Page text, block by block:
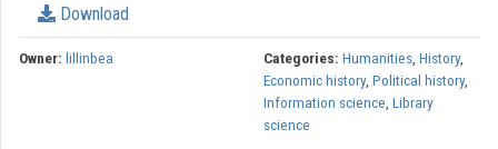
Download
Owner: lillinbea Categories: Humanities, History,
Economic history, Political history,
Information science, Library
science